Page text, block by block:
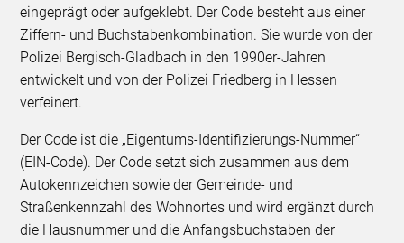
eingeprägt oder aufgeklebt. Der Code besteht aus einer
Ziffern- und Buchstabenkombination. Sie wurde von der
Polizei Bergisch-Gladbach in den 1990er-Jahren
entwickelt und von der Polizei Friedberg in Hessen
verfeinert.
Der Code ist die „Eigentums-Identifizierungs-Nummer“
(EIN-Code). Der Code setzt sich zusammen aus dem
Autokennzeichen sowie der Gemeinde- und
Straßenkennzahl des Wohnortes und wird ergänzt durch
die Hausnummer und die Anfangsbuchstaben der